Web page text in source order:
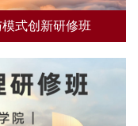
式创新研修班